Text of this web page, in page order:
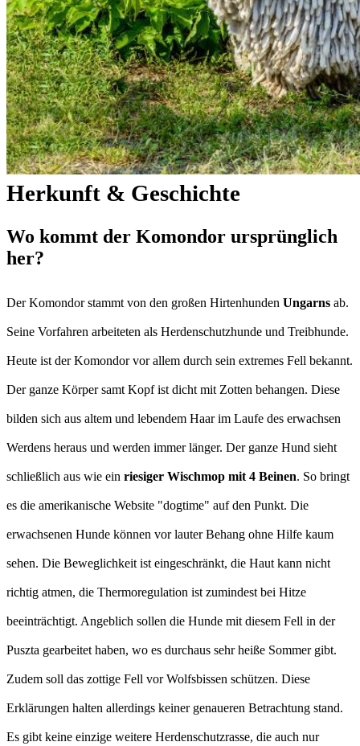
Herkunft & Geschichte
Wo kommt der Komondor ursprünglich
her?
Der Komondor stammt von den großen Hirtenhunden Ungarns ab.
Seine Vorfahren arbeiteten als Herdenschutzhunde und Treibhunde.
Heute ist der Komondor vor allem durch sein extremes Fell bekannt.
Der ganze Körper samt Kopf ist dicht mit Zotten behangen. Diese
bilden sich aus altem und lebendem Haar im Laufe des erwachsen
Werdens heraus und werden immer länger. Der ganze Hund sieht
schließlich aus wie ein riesiger Wischmop mit 4 Beinen. So bringt
es die amerikanische Website "dogtime" auf den Punkt. Die
erwachsenen Hunde können vor lauter Behang ohne Hilfe kaum
sehen. Die Beweglichkeit ist eingeschränkt, die Haut kann nicht
richtig atmen, die Thermoregulation ist zumindest bei Hitze
beeinträchtigt. Angeblich sollen die Hunde mit diesem Fell in der
Puszta gearbeitet haben, wo es durchaus sehr heiße Sommer gibt.
Zudem soll das zottige Fell vor Wolfsbissen schützen. Diese
Erklärungen halten allerdings keiner genaueren Betrachtung stand.
Es gibt keine einzige weitere Herdenschutzrasse, die auch nur